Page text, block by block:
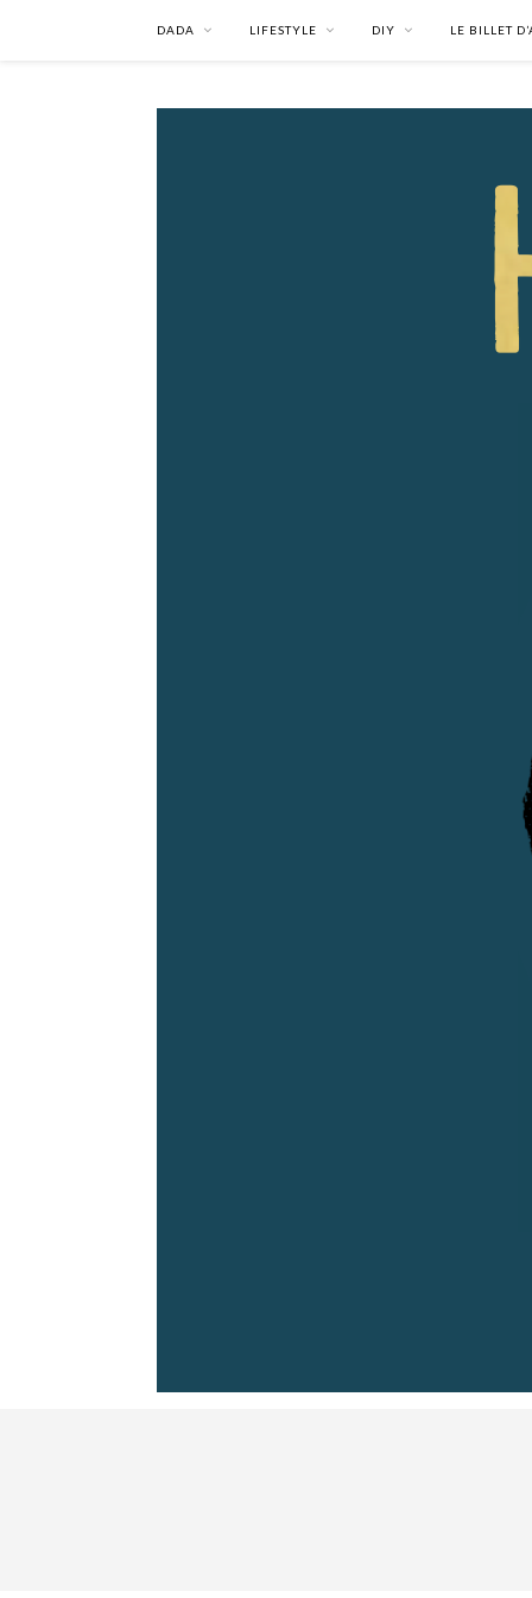
DADA LIFESTYLE DIY LE BILLET